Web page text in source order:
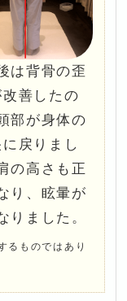
は背骨の歪
改善したの
部が身体の
に戻りまし
の高さも正
り、眩暈が
りました。
るものではあり